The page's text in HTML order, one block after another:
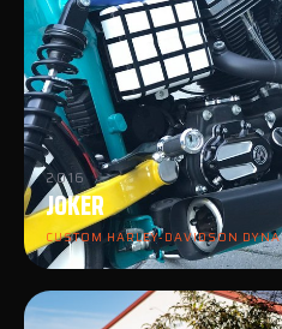
2016
JOKER
CUSTOM HARLEY-DAVIDSON DYNA